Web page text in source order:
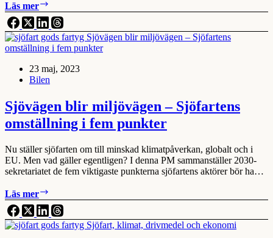
Läs mer
mars:
Vattenburen
kollektivtrafik
för
transporteffektivt
samhälle
23 maj, 2023
Bilen
Sjövägen blir miljövägen – Sjöfartens
omställning i fem punkter
Nu ställer sjöfarten om till minskad klimatpåverkan, globalt och i
EU. Men vad gäller egentligen? I denna PM sammanställer 2030-
sekretariatet de fem viktigaste punkterna sjöfartens aktörer bör ha…
Läs mer
blir
miljövägen
–